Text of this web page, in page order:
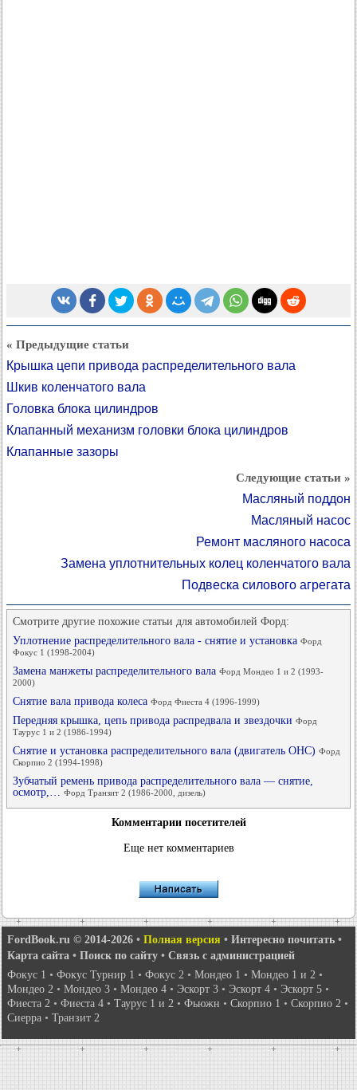
« Предыдущие статьи
Крышка цепи привода распределительного вала
Шкив коленчатого вала
Головка блока цилиндров
Клапанный механизм головки блока цилиндров
Клапанные зазоры
Следующие статьи »
Масляный поддон
Масляный насос
Ремонт масляного насоса
Замена уплотнительных колец коленчатого вала
Подвеска силового агрегата
Смотрите другие похожие статьи для автомобилей Форд:
Уплотнение распределительного вала - снятие и установка Форд
Фокус 1 (1998-2004)
Замена манжеты распределительного вала Форд Мондео 1 и 2 (1993-
2000)
Снятие вала привода колеса Форд Фиеста 4 (1996-1999)
Передняя крышка, цепь привода распредвала и звездочки Форд
Таурус 1 и 2 (1986-1994)
Снятие и установка распределительного вала (двигатель OHC) Форд
Скорпио 2 (1994-1998)
Зубчатый ремень привода распределительного вала — снятие,
осмотр,… Форд Транзит 2 (1986-2000, дизель)
Комментарии посетителей
Еще нет комментариев
FordBook.ru © 2014-2026 • Полная версия • Интересно почитать •
Карта сайта • Поиск по сайту • Связь с администрацией
Фокус 1 • Фокус Турнир 1 • Фокус 2 • Мондео 1 • Мондео 1 и 2 •
Мондео 2 • Мондео 3 • Мондео 4 • Эскорт 3 • Эскорт 4 • Эскорт 5 •
Фиеста 2 • Фиеста 4 • Таурус 1 и 2 • Фьюжн • Скорпио 1 • Скорпио 2 •
Сиерра • Транзит 2